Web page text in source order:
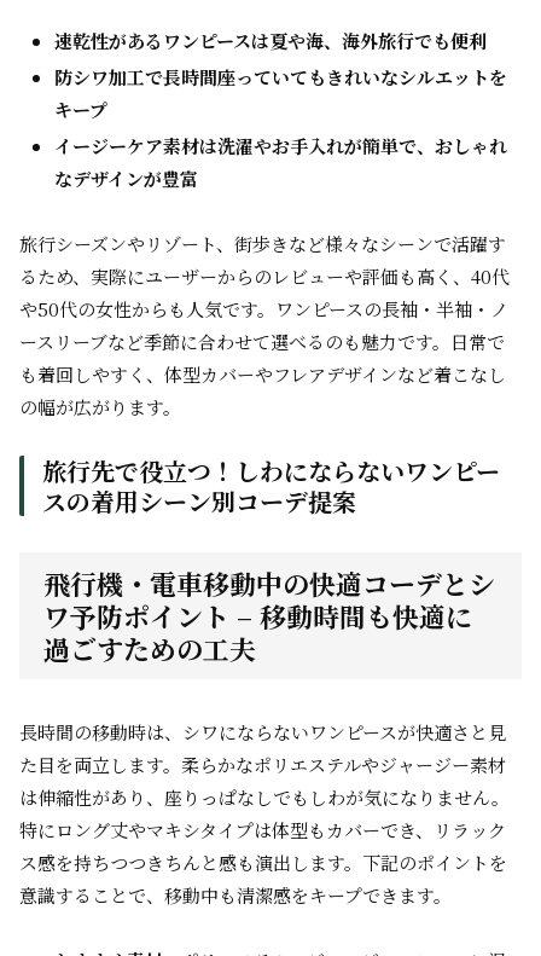
速乾性があるワンピースは夏や海、海外旅行でも便利
防シワ加工で長時間座っていてもきれいなシルエットを
キープ
イージーケア素材は洗濯やお手入れが簡単で、おしゃれ
なデザインが豊富
旅行シーズンやリゾート、街歩きなど様々なシーンで活躍す
るため、実際にユーザーからのレビューや評価も高く、40代
や50代の女性からも人気です。ワンピースの長袖・半袖・ノ
ースリーブなど季節に合わせて選べるのも魅力です。日常で
も着回しやすく、体型カバーやフレアデザインなど着こなし
の幅が広がります。
旅行先で役立つ！しわにならないワンピー
スの着用シーン別コーデ提案
飛行機・電車移動中の快適コーデとシ
ワ予防ポイント – 移動時間も快適に
過ごすための工夫
長時間の移動時は、シワにならないワンピースが快適さと見
た目を両立します。柔らかなポリエステルやジャージー素材
は伸縮性があり、座りっぱなしでもしわが気になりません。
特にロング丈やマキシタイプは体型もカバーでき、リラック
ス感を持ちつつきちんと感も演出します。下記のポイントを
意識することで、移動中も清潔感をキープできます。